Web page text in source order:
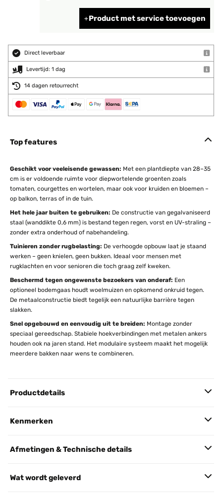
Product met service toevoegen
Direct leverbaar
Levertijd: 1 dag
14 dagen retourrecht
Top features
Geschikt voor veeleisende gewassen: Met een plantdiepte van 28–35
cm is er voldoende ruimte voor diepwortelende groenten zoals
tomaten, courgettes en wortelen, maar ook voor kruiden en bloemen –
op balkon, terras of in de tuin.
Het hele jaar buiten te gebruiken: De constructie van gegalvaniseerd
staal (wanddikte 0,6 mm) is bestand tegen regen, vorst en UV-straling –
zonder extra onderhoud of nabehandeling.
Tuinieren zonder rugbelasting: De verhoogde opbouw laat je staand
werken – geen knielen, geen bukken. Ideaal voor mensen met
rugklachten en voor senioren die toch graag zelf kweken.
Beschermd tegen ongewenste bezoekers van onderaf: Een
optioneel bodemgaas houdt woelmuizen en opkomend onkruid tegen.
De metaalconstructie biedt tegelijk een natuurlijke barrière tegen
slakken.
Snel opgebouwd en eenvoudig uit te breiden: Montage zonder
speciaal gereedschap. Stabiele hoekverbindingen met metalen ankers
houden ook na jaren stand. Het modulaire systeem maakt het mogelijk
meerdere bakken naar wens te combineren.
Productdetails
Kenmerken
Afmetingen & Technische details
Wat wordt geleverd